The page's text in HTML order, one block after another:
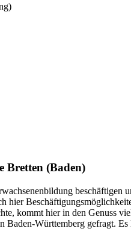
Bretten (Baden)
beschäftigen
hier
kommt hier in den Genuss
Baden-Württemberg gefragt.